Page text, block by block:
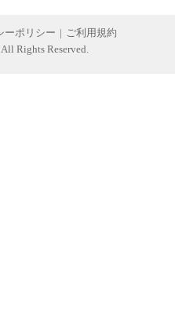
ーポリシー | ご利用規約
Rights Reserved.